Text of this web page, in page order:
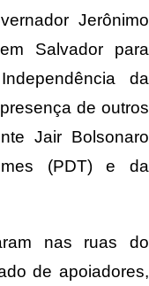
Jerônimo
Salvador para
da
de outros
Jair Bolsonaro
(PDT) e da
nas ruas do
de apoiadores,